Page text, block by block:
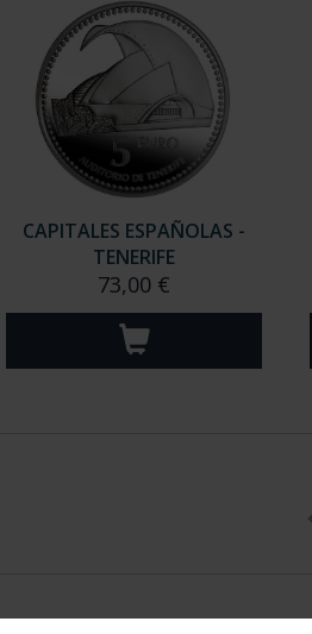
CAPITALES ESPAÑOLAS -
TENERIFE
73,00 €